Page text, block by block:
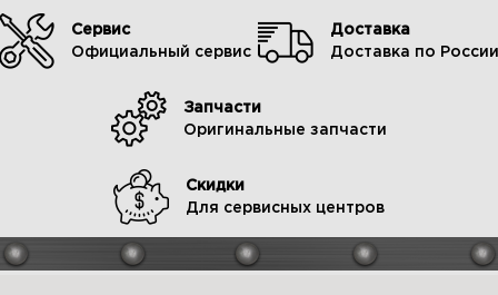
Сервис
Официальный сервис
Доставка
Доставка по России
Запчасти
Оригинальные запчасти
Скидки
Для сервисных центров